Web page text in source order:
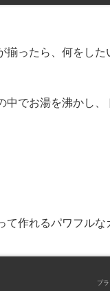
揃ったら、何をした
中でお湯を沸かし、
て作れるパワフルな
プ